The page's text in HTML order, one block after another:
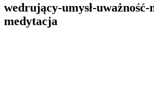
wedrujący-umysł-
medytacja